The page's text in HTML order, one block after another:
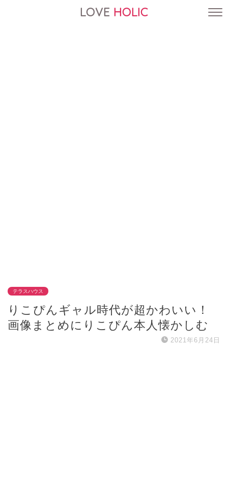
LOVE HOLIC
テラスハウス
りこぴんギャル時代が超かわいい！
画像まとめにりこぴん本人懐かしむ
2021年6月24日